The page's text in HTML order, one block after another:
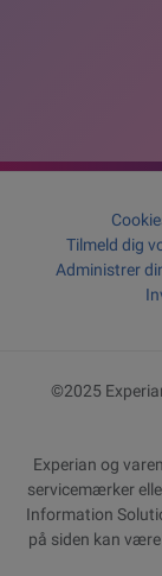
Tilmeld dig
Administrer
©2025
Experian og
servicemærker
Information
på siden kan